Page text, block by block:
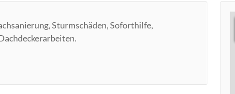
Sturmschäden, Soforthilfe,